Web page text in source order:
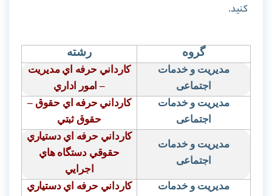
کنید.
گروه رشته
مدیریت و خدمات
اجتماعی
كارداني حرفه اي مديريت
– امور اداري
مدیریت و خدمات
اجتماعی
كارداني حرفه اي حقوق –
حقوق ثبتي
مدیریت و خدمات
اجتماعی
كارداني حرفه اي دستياري
حقوقي دستگاه هاي
اجرايي
مدیریت و خدمات
كارداني حرفه اي دستياري